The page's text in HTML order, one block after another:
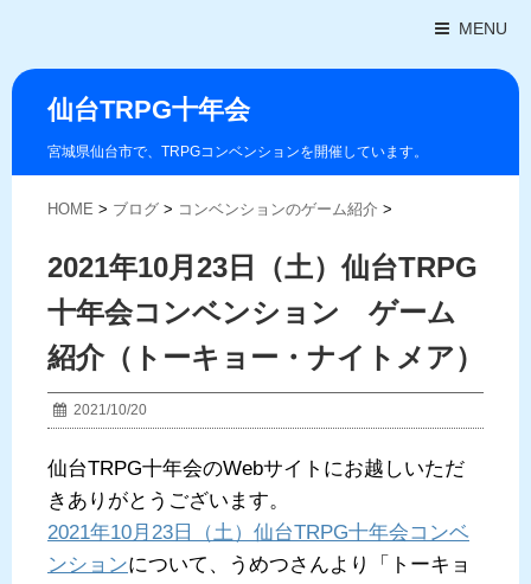
MENU
仙台TRPG十年会
宮城県仙台市で、TRPGコンベンションを開催しています。
HOME > ブログ > コンベンションのゲーム紹介 >
2021年10月23日（土）仙台TRPG
十年会コンベンション ゲーム
紹介（トーキョー・ナイトメア）
2021/10/20
仙台TRPG十年会のWebサイトにお越しいただ
きありがとうございます。
2021年10月23日（土）仙台TRPG十年会コンベ
ンションについて、うめつさんより「トーキョ